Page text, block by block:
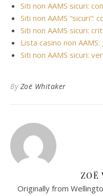
Siti non AAMS sicuri:
Siti non AAMS “sicuri”:
Siti non AAMS sicuri:
Lista casino non
Siti non AAMS sicuri:
By Zoë Whitaker
ZOË
Originally from